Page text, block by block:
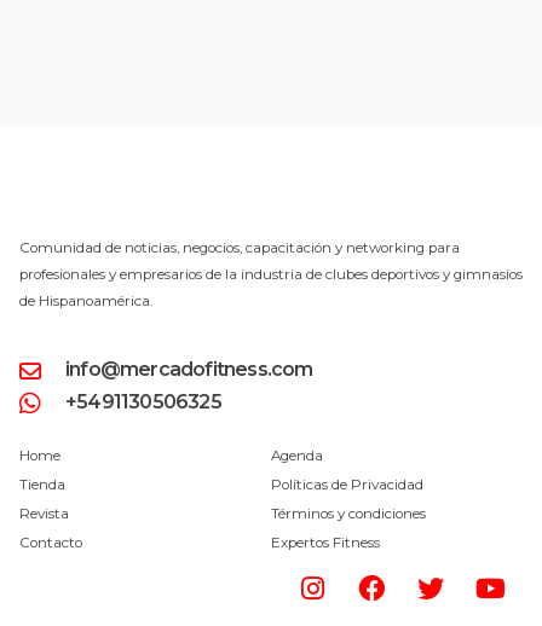
Comunidad de noticias, negocios, capacitación y networking para
profesionales y empresarios de la industria de clubes deportivos y gimnasios
de Hispanoamérica.
info@mercadofitness.com
+5491130506325
Home
Tienda
Revista
Contacto
Agenda
Políticas de Privacidad
Términos y condiciones
Expertos Fitness